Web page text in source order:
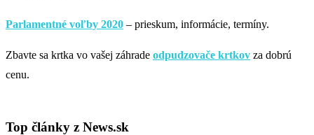
Parlamentné voľby 2020 – prieskum, informácie, termíny.
Zbavte sa krtka vo vašej záhrade odpudzovače krtkov za dobrú
cenu.
Top články z News.sk